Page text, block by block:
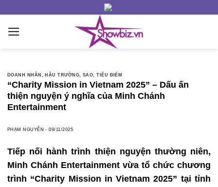
content
DOANH NHÂN HẬU TRƯỜNG SAO ,TIÊU ĐIỂM
“Charity Mission in Vietnam 2025” – Dấu ấn
thiện nguyện ý nghĩa của Minh Chánh
Entertainment
PHẠM NGUYỄN -09/11/2025
Tiếp nối hành trình thiện nguyện thường niên,
Minh Chánh Entertainment vừa tổ chức chương
trình “Charity Mission in Vietnam 2025” tại tỉnh